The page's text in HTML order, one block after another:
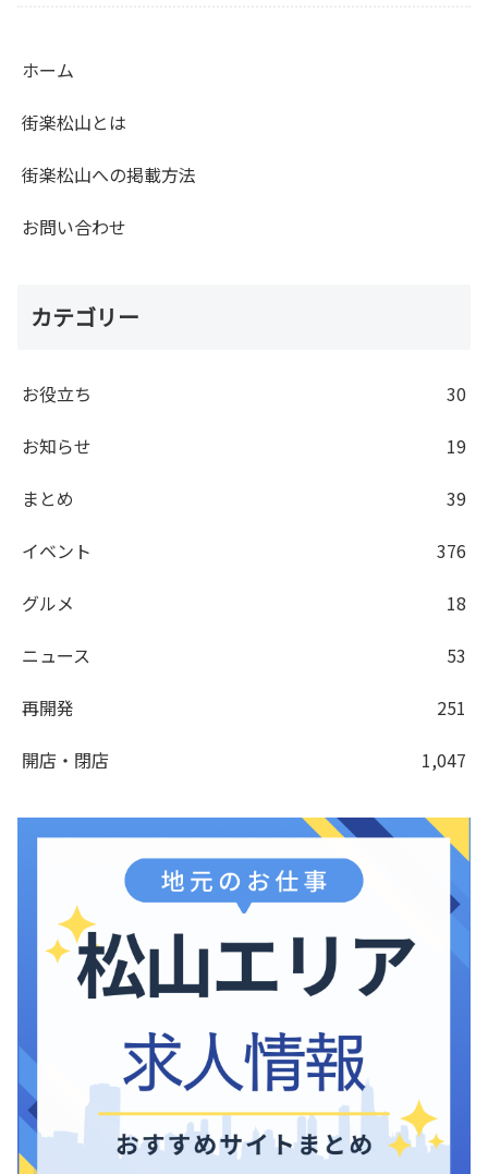
ホーム
街楽松山とは
街楽松山への掲載方法
お問い合わせ
カテゴリー
お役立ち
30
お知らせ
19
まとめ
39
イベント
376
グルメ
18
ニュース
53
再開発
251
開店・閉店
1,047